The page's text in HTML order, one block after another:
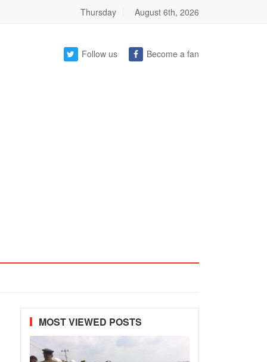
Thursday August 6th, 2026
Follow us Become a fan
MOST VIEWED POSTS